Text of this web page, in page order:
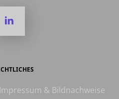
& Bildnachweise